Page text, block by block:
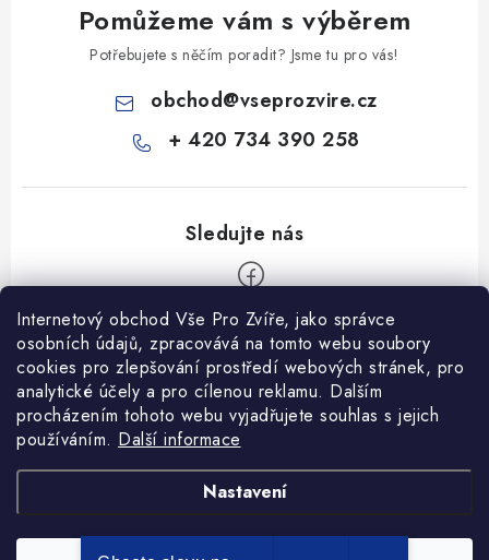
Internetový obchod Vše Pro Zvíře, jako správce
osobních údajů, zpracovává na tomto webu soubory
cookies pro zlepšování prostředí webových stránek, pro
analytické účely a pro cílenou reklamu. Dalším
procházením tohoto webu vyjadřujete souhlas s jejich
používáním. Další informace
Nastavení
Pomůžeme vám s výběrem
Potřebujete s něčím poradit? Jsme tu pro vás!
obchod@vseprozvire.cz
+ 420 734 390 258
Informace pro Vás
Ceník dopravy
Kontakty
Obchodní podmínky
Podmínky ochrany osobních údajů
Heuréka recenze